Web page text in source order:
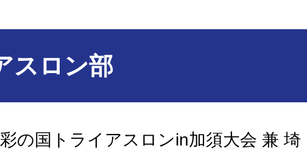
スロン部
彩の国トライアスロンin加須大会 兼 埼